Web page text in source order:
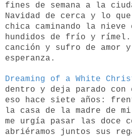
fines de semana a la
Navidad de cerca y lo
chica caminando la
hundidos de frío y rímel.
canción y sufro de amor
esperanza.
Dreaming of a White
dentro y deja parado con
eso hace siete años:
la casa de la madre de
me urgía pasar las doce
abriéramos juntos sus